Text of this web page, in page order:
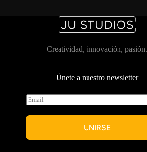
Creatividad, innovación, pasión.
Únete a nuestro newsletter
E
m
a
*
UNIRSE